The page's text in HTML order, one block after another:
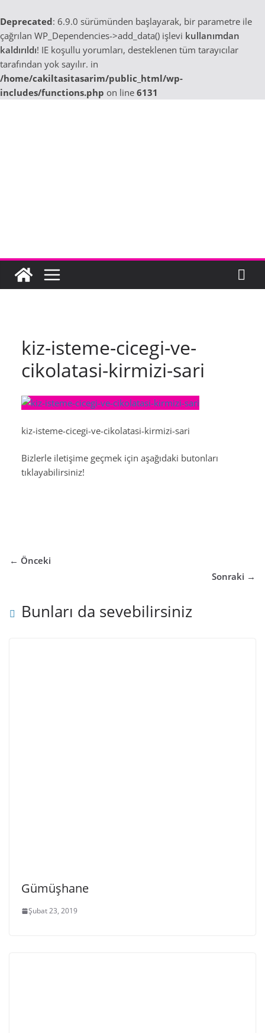
Deprecated: 6.9.0 sürümünden başlayarak, bir parametre ile
çağrılan WP_Dependencies->add_data() işlevi kullanımdan
kaldırıldı! IE koşullu yorumları, desteklenen tüm tarayıcılar
tarafından yok sayılır. in
/home/cakiltasitasarim/public_html/wp-
includes/functions.php on line 6131
kiz-isteme-cicegi-ve-
cikolatasi-kirmizi-sari
kiz-isteme-cicegi-ve-cikolatasi-kirmizi-sari
Bizlerle iletişime geçmek için aşağıdaki butonları
tıklayabilirsiniz!
← Önceki
Sonraki →
Bunları da sevebilirsiniz
Gümüşhane
Şubat 23, 2019